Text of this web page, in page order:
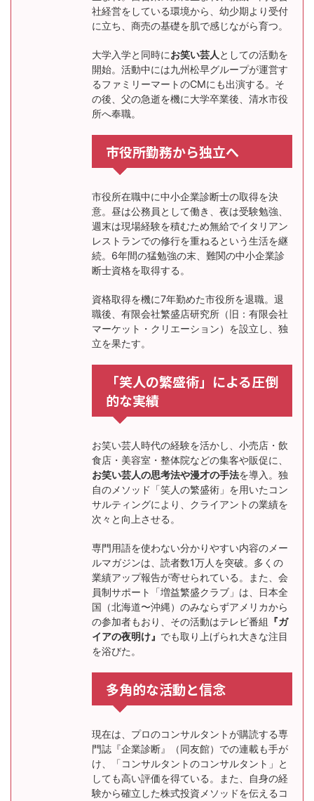
社経営をしている環境から、幼少期より受付
に立ち、商売の基礎を肌で感じながら育つ。
大学入学と同時にお笑い芸人 としての活動を
開始。活動中には九州松早グループが運営す
るファミリーマートのCMにも出演する。そ
の後、父の急逝を機に大学卒業後、清水市役
所へ奉職。
市役所勤務から独立へ
市役所在職中に中小企業診断士の取得を決
意。昼は公務員として働き、夜は受験勉強、
週末は現場経験を積むため無給でイタリアン
レストランでの修行を重ねるという生活を継
続。6年間の猛勉強の末、難関の中小企業診
断士資格を取得する。
資格取得を機に7年勤めた市役所を退職。退
職後、有限会社繁盛店研究所（旧：有限会社
マーケット・クリエーション）を設立し、独
立を果たす。
「笑人の繁盛術」による圧倒
的な実績
お笑い芸人時代の経験を活かし、小売店・飲
食店・美容室・整体院などの集客や販促に、
お笑い芸人の思考法や漫才の手法を導入。独
自のメソッド「笑人の繁盛術」を用いたコン
サルティングにより、クライアントの業績を
次々と向上させる。
専門用語を使わない分かりやすい内容のメー
ルマガジンは、読者数1万人を突破。多くの
業績アップ報告が寄せられている。また、会
員制サポート「増益繁盛クラブ」は、日本全
国（北海道〜沖縄）のみならずアメリカから
の参加者もおり、その活動はテレビ番組 『ガ
イアの夜明け』 でも取り上げられ大きな注目
を浴びた。
多角的な活動と信念
現在は、プロのコンサルタントが購読する専
門誌『企業診断』（同友館）での連載も手が
け、「コンサルタントのコンサルタント」と
しても高い評価を得ている。また、自身の経
験から確立した株式投資メソッドを伝えるコ